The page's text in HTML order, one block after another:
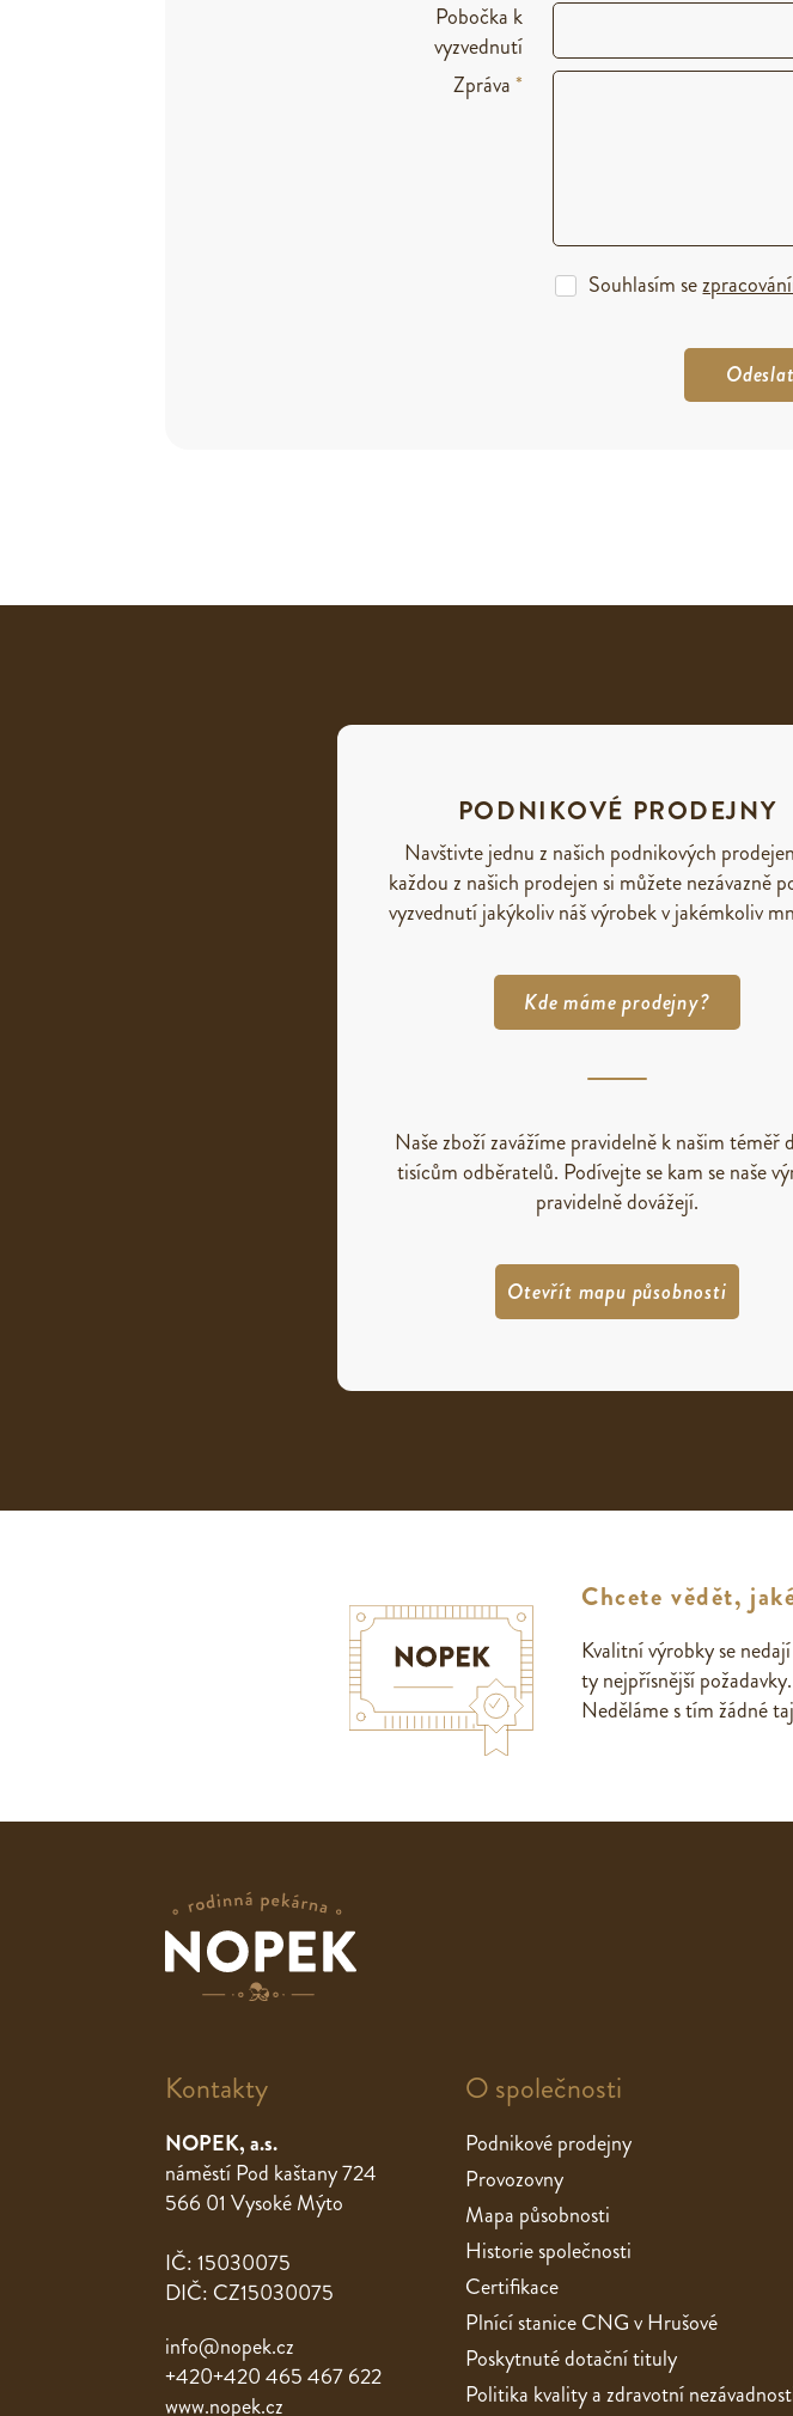
Pobočka k
vyzvednutí
Zpráva*
Souhlasím se
PODNIKOVÉ PRODEJNY
Navštivte jednu z našich podnikových
každou z našich prodejen si můžete nezávazně
vyzvednutí jakýkoliv náš výrobek v jakémkoliv
Kde máme prodejny?
Naše zboží zavážíme pravidelně k našim téměř
tisícům odběratelů. Podívejte se kam se naše
pravidelně dovážejí.
Otevřít mapu působnosti
Chcete vědět,
Kvalitní výrobky se
ty nejpřísnější
Neděláme s tím žádné
Kontakty
NOPEK, a.s.
náměstí Pod kaštany 724
566 01 Vysoké Mýto
IČ: 15030075
DIČ: CZ15030075
info@nopek.cz
+420+420 465 467 622
www.nopek.cz
O společnosti
Podnikové prodejny
Provozovny
Mapa působnosti
Historie společnosti
Certifikace
Plnící stanice CNG v Hrušové
Poskytnuté dotační tituly
Politika kvality a zdravotní